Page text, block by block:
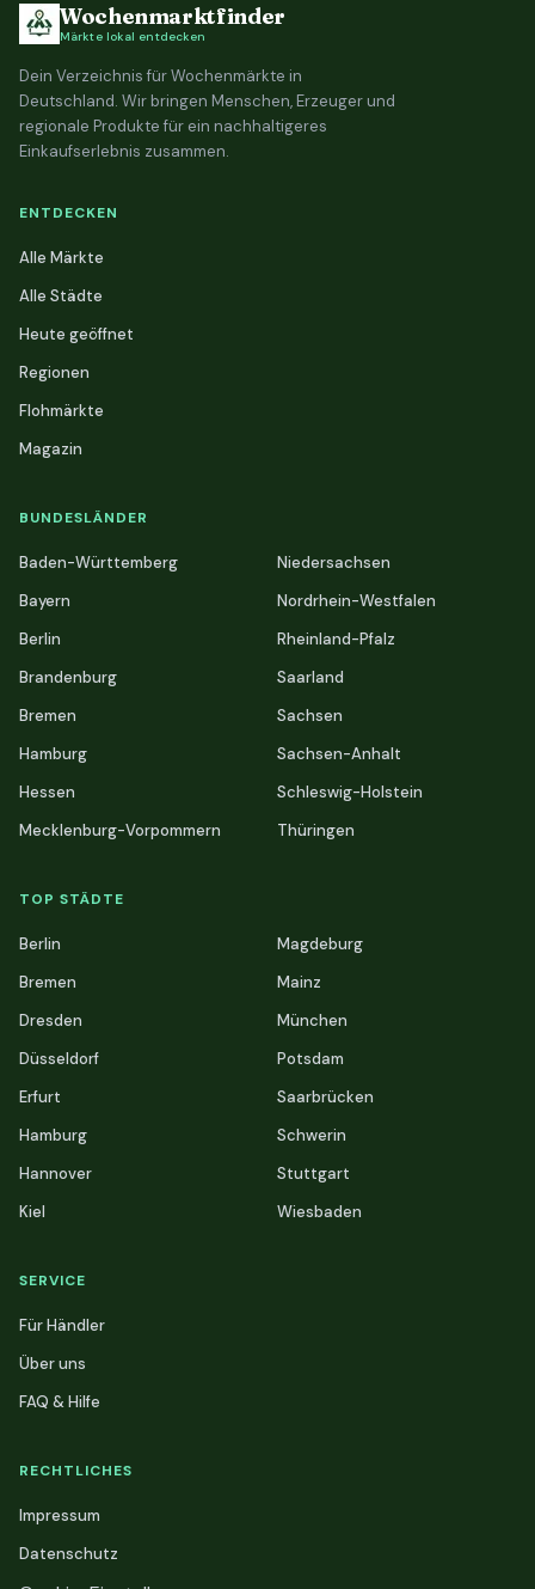
Wochenmarktfinder
Märkte lokal entdecken
Dein Verzeichnis für Wochenmärkte in
Deutschland. Wir bringen Menschen, Erzeuger und
regionale Produkte für ein nachhaltigeres
Einkaufserlebnis zusammen.
ENTDECKEN
Alle Märkte
Alle Städte
Heute geöffnet
Regionen
Flohmärkte
Magazin
BUNDESLÄNDER
Baden-Württemberg
Bayern
Berlin
Brandenburg
Bremen
Hamburg
Hessen
Mecklenburg-Vorpommern
Niedersachsen
Nordrhein-Westfalen
Rheinland-Pfalz
Saarland
Sachsen
Sachsen-Anhalt
Schleswig-Holstein
Thüringen
TOP STÄDTE
Berlin
Bremen
Dresden
Düsseldorf
Erfurt
Hamburg
Hannover
Kiel
Magdeburg
Mainz
München
Potsdam
Saarbrücken
Schwerin
Stuttgart
Wiesbaden
SERVICE
Für Händler
Über uns
FAQ & Hilfe
RECHTLICHES
Impressum
Datenschutz